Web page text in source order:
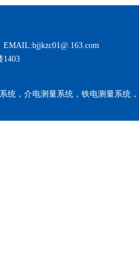
EMAIL:bjjkzc01@.163.com
1403
统，介电测量系统，铁电测量系统